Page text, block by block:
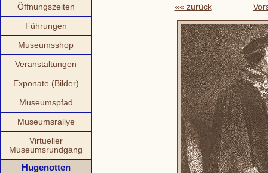
Öffnungszeiten
Führungen
Museumsshop
Veranstaltungen
Exponate (Bilder)
Museumspfad
Museumsrallye
Virtueller
Museumsrundgang
Hugenotten
«« zurück